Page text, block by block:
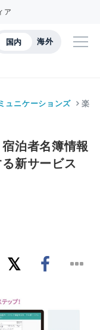
ア
国内 海外
ュニケーションズ 楽
泊者名簿情報
新サービス